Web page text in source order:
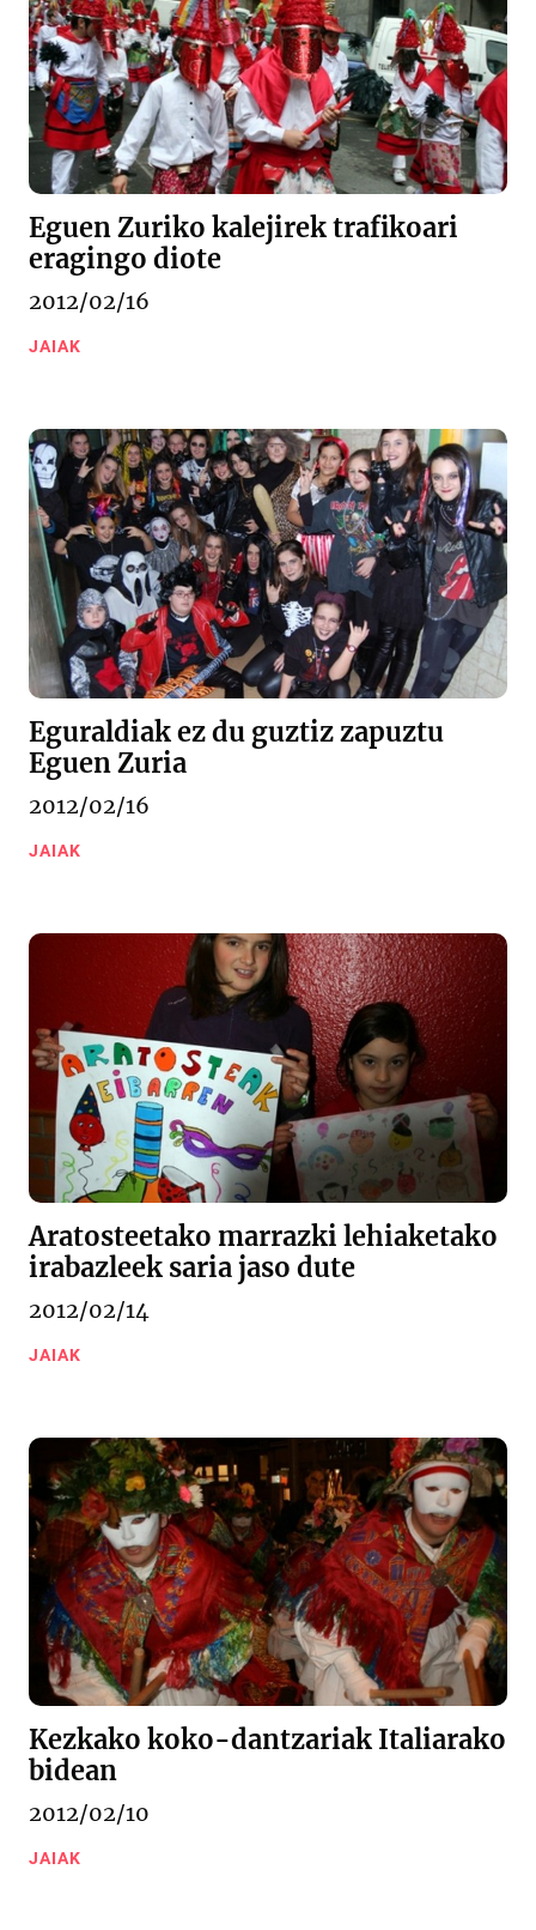
Eguen Zuriko kalejirek trafikoari
eragingo diote
2012/02/16
JAIAK
Eguraldiak ez du guztiz zapuztu
Eguen Zuria
2012/02/16
JAIAK
Aratosteetako marrazki lehiaketako
irabazleek saria jaso dute
2012/02/14
JAIAK
Kezkako koko-dantzariak Italiarako
bidean
2012/02/10
JAIAK